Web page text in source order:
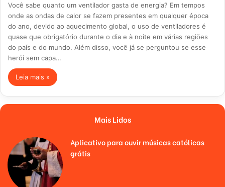
Você sabe quanto um ventilador gasta de energia? Em tempos
onde as ondas de calor se fazem presentes em qualquer época
do ano, devido ao aquecimento global, o uso de ventiladores é
quase que obrigatório durante o dia e à noite em várias regiões
do país e do mundo. Além disso, você já se perguntou se esse
herói sem capa…
Leia mais »
Mais Lidos
Aplicativo para ouvir músicas católicas
grátis